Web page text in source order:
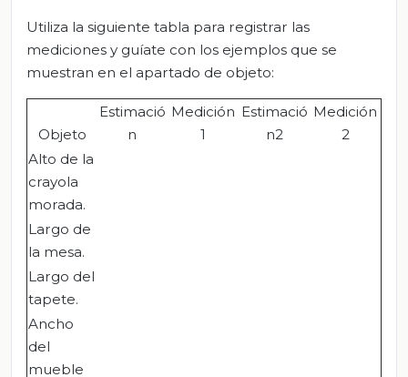
Utiliza la siguiente tabla para registrar las
mediciones y guíate con los ejemplos que se
muestran en el apartado de objeto:
Objeto
Estimació
n
Medición
1
Estimació
n2
Medición
2
Alto de la
crayola
morada.
Largo de
la mesa.
Largo del
tapete.
Ancho
del
mueble